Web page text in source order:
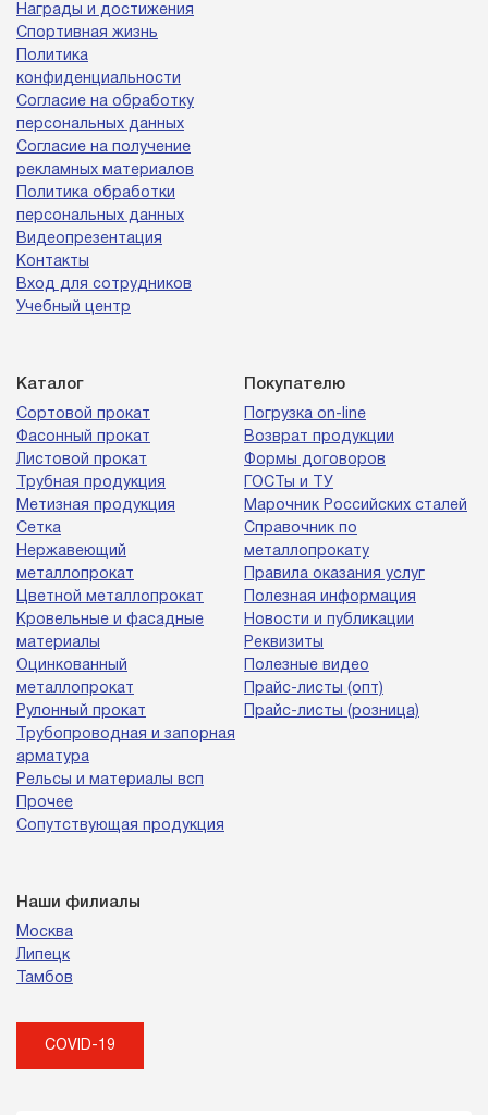
Награды и достижения
Спортивная жизнь
Политика
конфиденциальности
Согласие на обработку
персональных данных
Согласие на получение
рекламных материалов
Политика обработки
персональных данных
Видеопрезентация
Контакты
Вход для сотрудников
Учебный центр
Каталог
Сортовой прокат
Фасонный прокат
Листовой прокат
Трубная продукция
Метизная продукция
Сетка
Нержавеющий
металлопрокат
Цветной металлопрокат
Кровельные и фасадные
материалы
Оцинкованный
металлопрокат
Рулонный прокат
Трубопроводная и запорная
арматура
Рельсы и материалы всп
Прочее
Сопутствующая продукция
Покупателю
Погрузка on-line
Возврат продукции
Формы договоров
ГОСТы и ТУ
Марочник Российских сталей
Справочник по
металлопрокату
Правила оказания услуг
Полезная информация
Новости и публикации
Реквизиты
Полезные видео
Прайс-листы (опт)
Прайс-листы (розница)
Наши филиалы
Москва
Липецк
Тамбов
COVID-19